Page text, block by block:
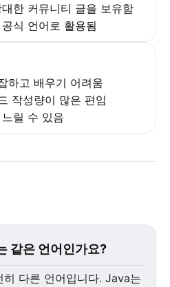
한 커뮤니티 글을 보유함
식 언어로 활용됨
하고 배우기 어려움
작성량이 많은 편임
릴 수 있음
같은 언어인가요?
다른 언어입니다. Java는